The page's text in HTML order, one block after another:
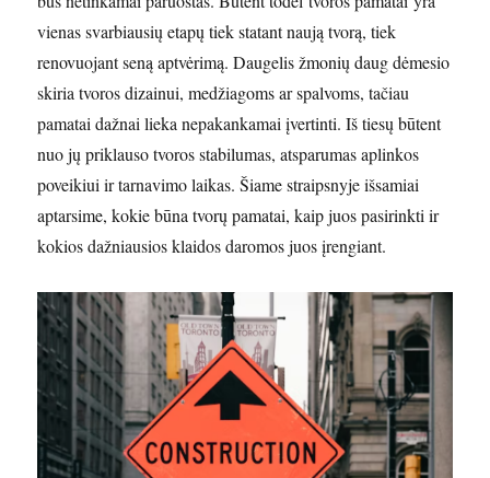
vienas svarbiausių etapų tiek statant naują tvorą, tiek
renovuojant seną aptvėrimą. Daugelis žmonių daug dėmesio
skiria tvoros dizainui, medžiagoms ar spalvoms, tačiau
pamatai dažnai lieka nepakankamai įvertinti. Iš tiesų būtent
nuo jų priklauso tvoros stabilumas, atsparumas aplinkos
poveikiui ir tarnavimo laikas. Šiame straipsnyje išsamiai
aptarsime, kokie būna tvorų pamatai, kaip juos pasirinkti ir
kokios dažniausios klaidos daromos juos įrengiant.